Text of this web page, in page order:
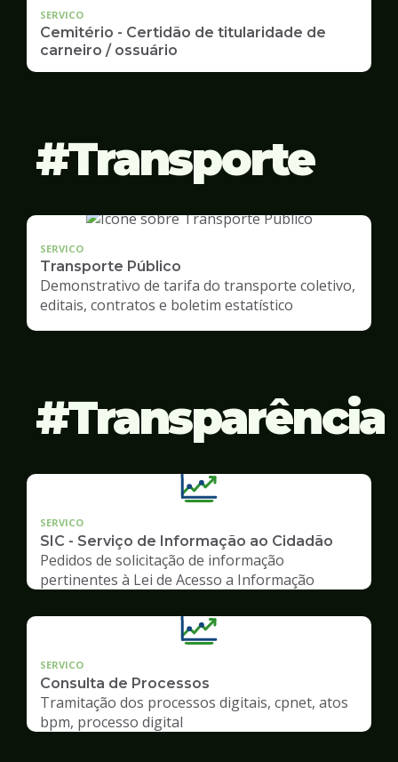
SERVICO
Cemitério - Certidão de titularidade de
carneiro / ossuário
Transporte
SERVICO
Transporte Público
Demonstrativo de tarifa do transporte coletivo,
editais, contratos e boletim estatístico
Transparência
SERVICO
SIC - Serviço de Informação ao Cidadão
Pedidos de solicitação de informação
pertinentes à Lei de Acesso a Informação
SERVICO
Consulta de Processos
Tramitação dos processos digitais, cpnet, atos
bpm, processo digital